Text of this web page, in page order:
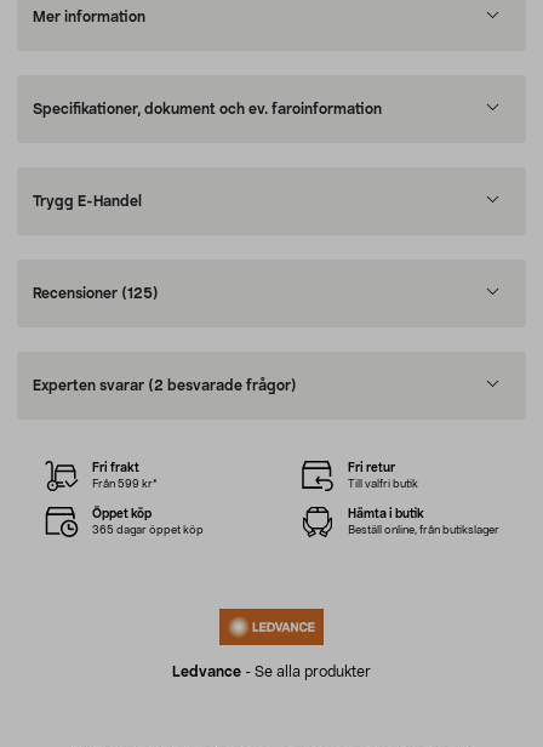
Mer information
Specifikationer, dokument och ev. faroinformation
Trygg E-Handel
Recensioner (125)
Experten svarar (2 besvarade frågor)
Ledvance - Se alla produkter
Fri frakt
Från 599 kr*
Fri retur
Till valfri butik
Öppet köp
365 dagar öppet köp
Hämta i butik
Beställ online, från butikslager